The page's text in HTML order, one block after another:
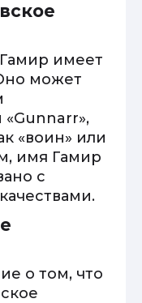
имеет
может
«воин» или
имя Гамир
с
о том, что